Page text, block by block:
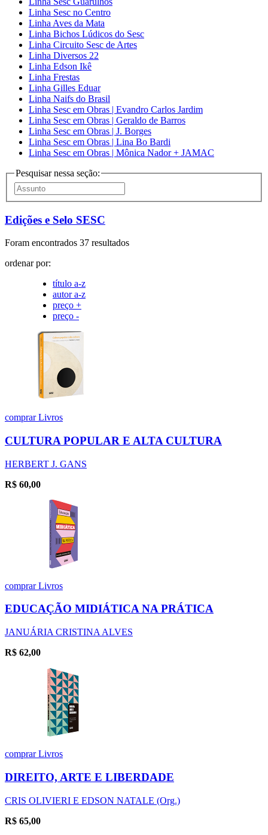
Linha Sesc no Centro
Linha Aves da Mata
Linha Bichos Lúdicos do Sesc
Linha Circuito Sesc de Artes
Linha Diversos 22
Linha Edson Ikê
Linha Frestas
Linha Gilles Eduar
Linha Naifs do Brasil
Linha Sesc em Obras | Evandro Carlos Jardim
Linha Sesc em Obras | Geraldo de Barros
Linha Sesc em Obras | J. Borges
Linha Sesc em Obras | Lina Bo Bardi
Linha Sesc em Obras | Mônica Nador + JAMAC
Pesquisar nessa seção:
Edições e Selo SESC
Foram encontrados 37 resultados
ordenar por:
título a-z
autor a-z
preço +
preço -
comprarLivros
CULTURA POPULAR E ALTA CULTURA
HERBERT J. GANS
R$ 60,00
comprarLivros
EDUCAÇÃO MIDIÁTICA NA PRÁTICA
JANUÁRIA CRISTINA ALVES
R$ 62,00
comprarLivros
DIREITO, ARTE E LIBERDADE
CRIS OLIVIERI E EDSON NATALE (Org.)
R$ 65,00